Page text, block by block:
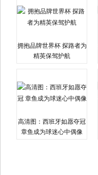
拥抱品牌世界杯 探路者为
精英保驾护航
高清图：西班牙如愿夺冠
章鱼成为球迷心中偶像